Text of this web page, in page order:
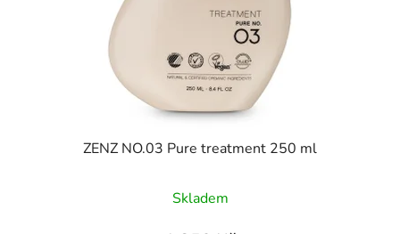
ZENZ NO.03 Pure treatment 250 ml
hodnocení
Skladem